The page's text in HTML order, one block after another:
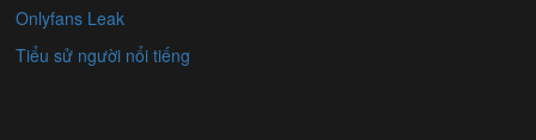
Onlyfans Leak
Tiểu sử người nổi tiếng